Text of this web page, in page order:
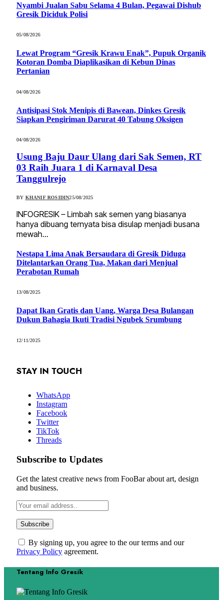
Nyambi Jualan Sabu Selama 4 Bulan, Pegawai Dishub
Gresik Diciduk Polisi
05/08/2026
Lewat Program “Gresik Krawu Enak”, Pupuk Organik
Kotoran Domba Diaplikasikan di Kebun Dinas
Pertanian
04/08/2026
Antisipasi Stok Menipis di Bawean, Dinkes Gresik
Siapkan Pengiriman Darurat 40 Tabung Oksigen
04/08/2026
Usung Baju Daur Ulang dari Sak Semen, RT
03 Raih Juara 1 di Karnaval Desa
Tanggulrejo
BY KHANIF ROSIDIN25/08/2025
INFOGRESIK – Limbah sak semen yang biasanya
hanya dibuang ternyata bisa disulap menjadi busana
mewah…
Nestapa Lima Anak Bersaudara di Gresik Diduga
Ditelantarkan Orang Tua, Makan dari Menjual
Perabotan Rumah
13/08/2025
Dapat Ikan Gratis dan Uang, Warga Desa Bulangan
Dukun Bahagia Ikuti Tradisi Ngubek Srumbung
12/11/2025
STAY IN TOUCH
WhatsApp
Instagram
Facebook
Twitter
TikTok
Threads
Subscribe to Updates
Get the latest creative news from FooBar about art, design
and business.
By signing up, you agree to the our terms and our
Privacy Policy agreement.
Tentang Info Gresik